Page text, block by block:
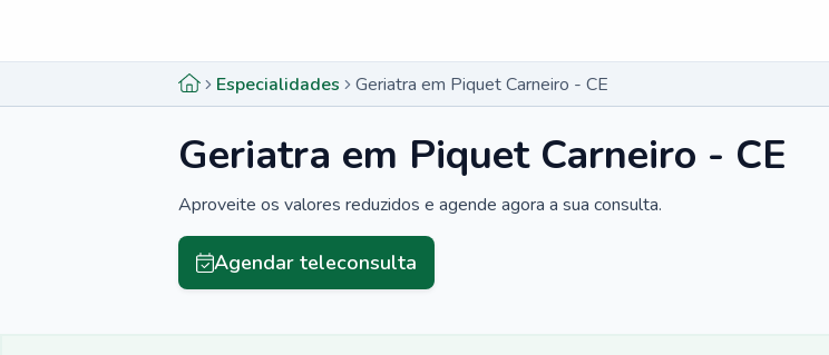
Especialidades Geriatra em Piquet Carneiro - CE
Geriatra em Piquet Carneiro - CE
Aproveite os valores reduzidos e agende agora a sua consulta.
Agendar teleconsulta